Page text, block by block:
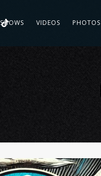
SHOWS VIDEOS PHOTOS